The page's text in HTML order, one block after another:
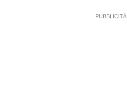
PUBBLICITÀ